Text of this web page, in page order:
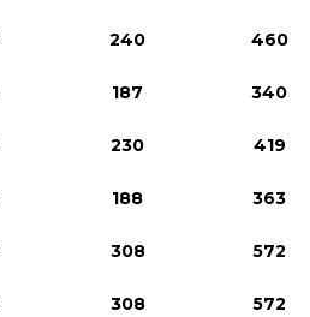
240 460
187 340
230 419
188 363
308 572
308 572